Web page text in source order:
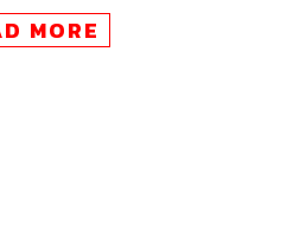
ง ซึ่งรัสเซียยอมไม่ได้โดยเด็ด
MORE